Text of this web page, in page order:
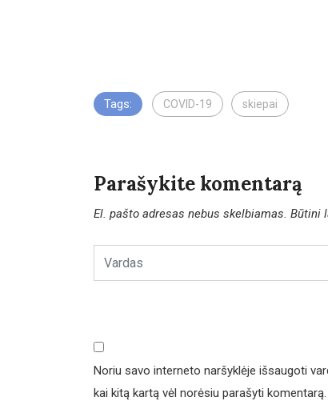
Tags: COVID-19 skiepai
Parašykite komentarą
El. pašto adresas nebus skelbiamas. Būtini
Noriu savo interneto naršyklėje išsaugoti
kai kitą kartą vėl norėsiu parašyti komentarą.